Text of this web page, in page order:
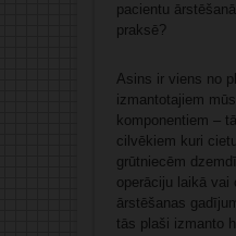
pacientu
praksē?
Asins ir viens no
izmantotajiem
komponentiem –
cilvēkiem kuri
grūtniecēm
operāciju laikā vai
ārstēšanas
tās plaši izmanto